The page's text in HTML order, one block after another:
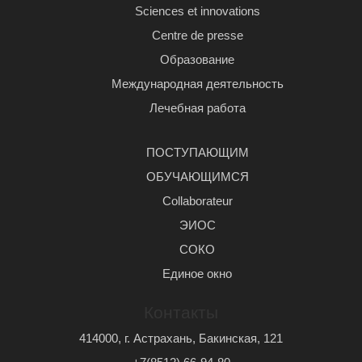
Sciences et innovations
Centre de presse
Образование
Международная деятельность
Лечебная работа
ПОСТУПАЮЩИМ
ОБУЧАЮЩИМСЯ
Сollaborateur
ЭИОС
СОКО
Единое окно
414000, г. Астрахань, Бакинская, 121